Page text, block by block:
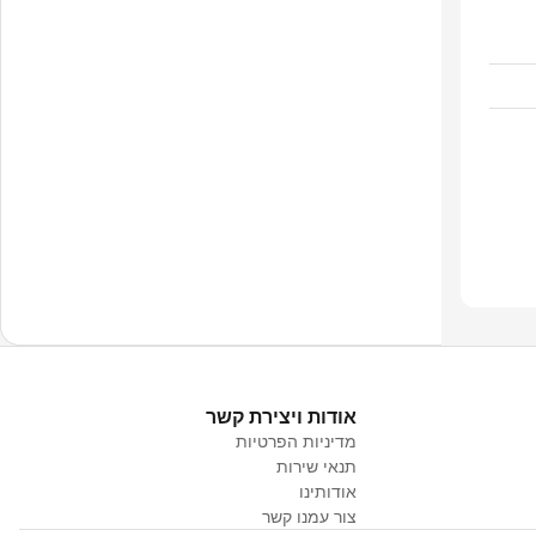
אודות ויצירת קשר
מדיניות הפרטיות
תנאי שירות
אודותינו
צור עמנו קשר